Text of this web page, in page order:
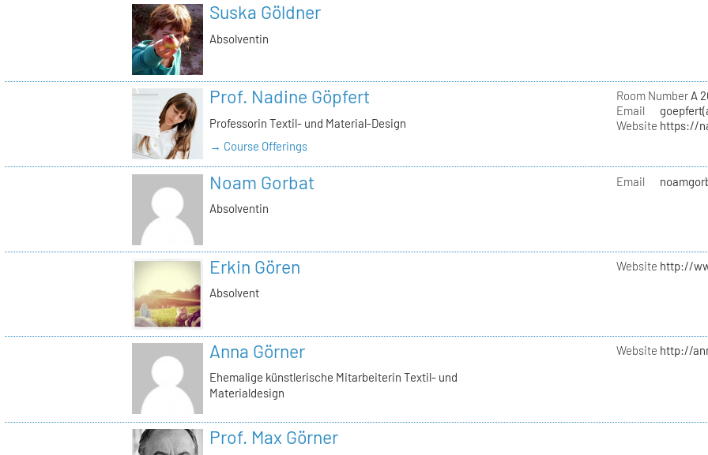
Suska Göldner
Absolventin
Prof. Nadine Göpfert
Professorin Textil- und Material-Design
→ Course Offerings
Room NumberA
Email
Website https://
Noam Gorbat
Absolventin
Email
Erkin Gören
Absolvent
Website http://
Anna Görner
Ehemalige künstlerische Mitarbeiterin Textil- und
Materialdesign
Website http://
Prof. Max Görner